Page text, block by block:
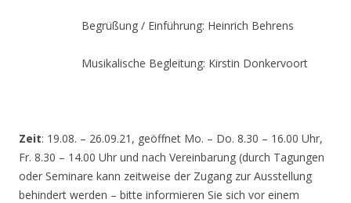
Begrüßung / Einführung: Heinrich Behrens
Musikalische Begleitung: Kirstin Donkervoort
Zeit: 19.08. – 26.09.21, geöffnet Mo. – Do. 8.30 – 16.00 Uhr,
Fr. 8.30 – 14.00 Uhr und nach Vereinbarung (durch Tagungen
oder Seminare kann zeitweise der Zugang zur Ausstellung
behindert werden – bitte informieren Sie sich vor einem